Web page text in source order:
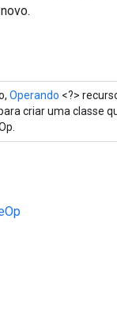
Operando <?>
criar uma classe